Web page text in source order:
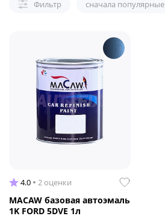
Фильтр сначала популярные
4.0 2 оценки
MACAW базовая автоэмаль
1K FORD 5DVE 1л